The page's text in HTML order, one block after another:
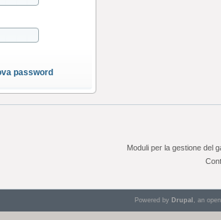
password
Moduli per la gestione del
Powered by Drupal , an